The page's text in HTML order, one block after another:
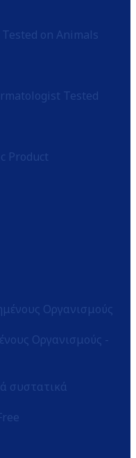
on Animals
Tested
Product
Οργανισμούς -